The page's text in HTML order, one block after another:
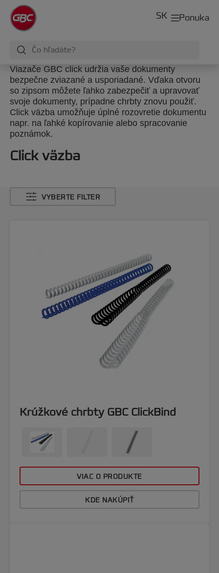
Ponuka
SK
Viazače GBC click udržia vaše dokumenty
bezpečne zviazané a usporiadané. Vďaka otvoru
so zipsom môžete ľahko zabezpečiť a upravovať
svoje dokumenty, prípadne chrbty znovu použiť.
Click väzba umožňuje úplné rozovretie dokumentu
napr. na ľahké kopírovanie alebo spracovanie
poznámok.
Click väzba
VYBERTE FILTER
Krúžkové chrbty GBC ClickBind
VIAC O PRODUKTE
KDE NAKÚPIŤ